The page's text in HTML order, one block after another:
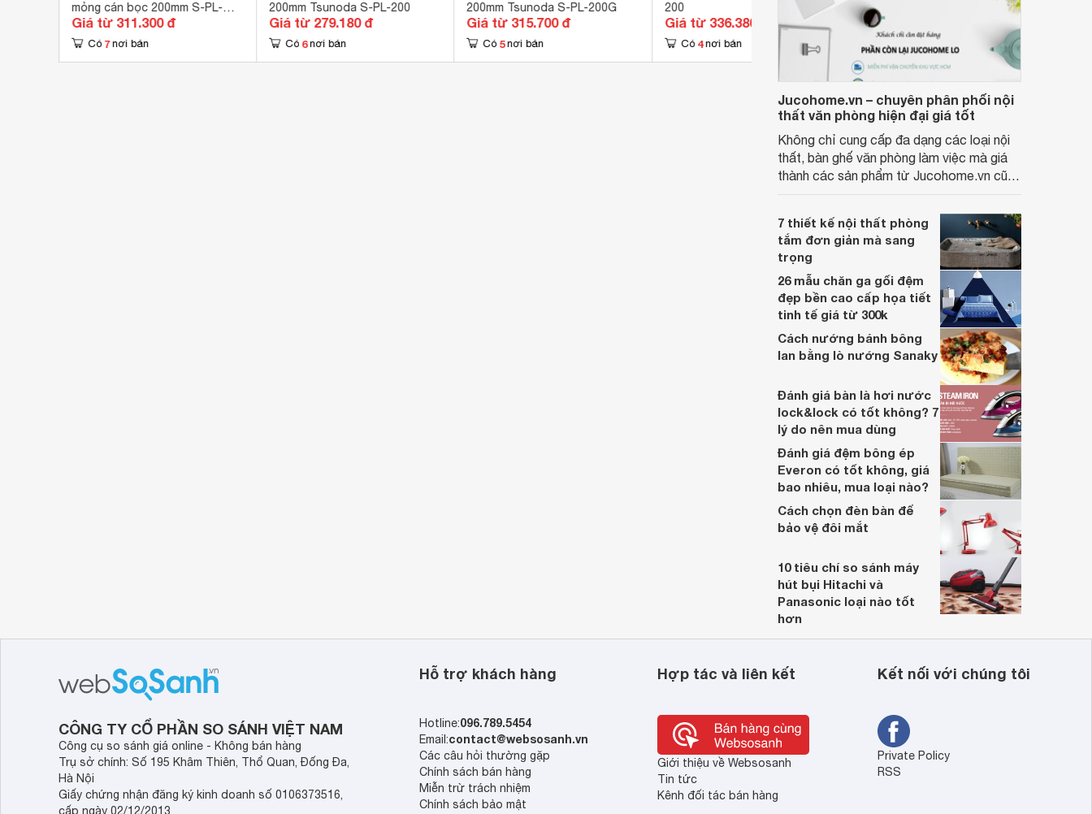
mỏng cán bọc 200mm S-PL-
200XG Tsunoda
Giá từ 311.300 đ
Có 7 nơi bán
200mm Tsunoda S-PL-200
Giá từ 279.180 đ
Có 6 nơi bán
200mm Tsunoda S-PL-200G
Giá từ 315.700 đ
Có 5 nơi bán
200
Giá từ 336.380 đ
Có 4 nơi bán
Giá từ 327.000 đ
Có 1 nơi bán
Jucohome.vn – chuyên phân phối nội
thất văn phòng hiện đại giá tốt
Không chỉ cung cấp đa dạng các loại nội
thất, bàn ghế văn phòng làm việc mà giá
thành các sản phẩm từ Jucohome.vn cũng
7 thiết kế nội thất phòng
tắm đơn giản mà sang
trọng
26 mẫu chăn ga gối đệm
đẹp bền cao cấp họa tiết
tinh tế giá từ 300k
Cách nướng bánh bông
lan bằng lò nướng Sanaky
Đánh giá bàn là hơi nước
lock&lock có tốt không? 7
lý do nên mua dùng
Đánh giá đệm bông ép
Everon có tốt không, giá
bao nhiêu, mua loại nào?
Cách chọn đèn bàn để
bảo vệ đôi mắt
10 tiêu chí so sánh máy
hút bụi Hitachi và
Panasonic loại nào tốt
hơn
CÔNG TY CỔ PHẦN SO SÁNH VIỆT NAM
Công cụ so sánh giá online - Không bán hàng
Trụ sở chính: Số 195 Khâm Thiên, Thổ Quan, Đống Đa,
Hà Nội
Giấy chứng nhận đăng ký kinh doanh số 0106373516,
cấp ngày 02/12/2013
Hỗ trợ khách hàng
Hotline:096.789.5454
Email:contact@websosanh.vn
Các câu hỏi thường gặp
Chính sách bán hàng
Miễn trừ trách nhiệm
Chính sách bảo mật
Hợp tác và liên kết
Giới thiệu về Websosanh
Tin tức
Kênh đối tác bán hàng
Kết nối với chúng tôi
Private Policy
RSS